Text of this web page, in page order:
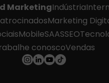
MarketingIndústria
Marketing
MobileSAASSEO
conoscoVendas